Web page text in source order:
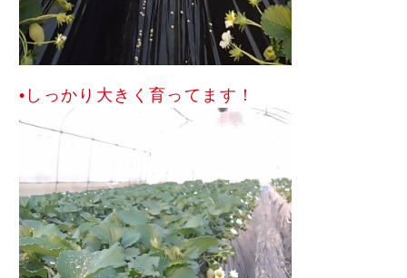
•しっかり大きく育ってます！